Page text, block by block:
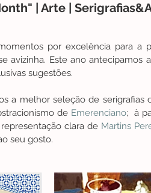
| Arte |
por excelência para a
avizinha. Este ano antecipamos
sugestões.
a melhor seleção de serigrafias
de Emerenciano;  à
clara de Martins
seu gosto.